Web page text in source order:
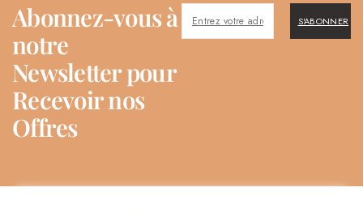
Abonnez-vous à
notre
Newsletter pour
Recevoir nos
Offres
S'ABONNER